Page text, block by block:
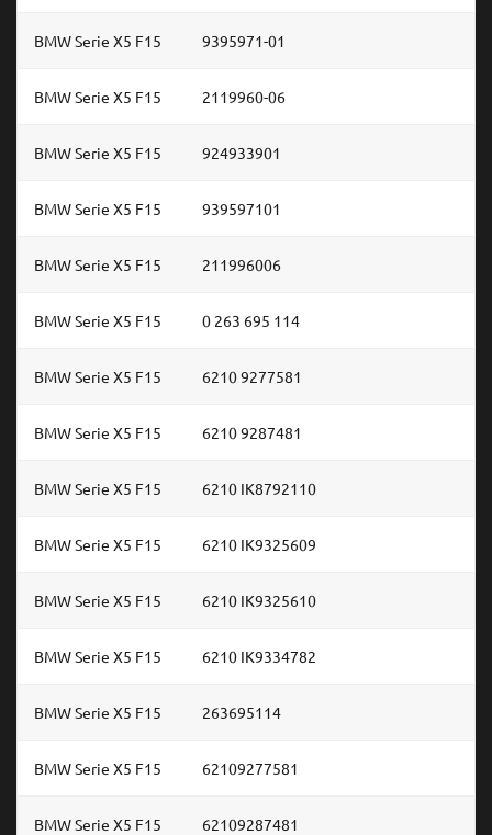
BMW Serie X5 F15 9395971-01
BMW Serie X5 F15 2119960-06
BMW Serie X5 F15 924933901
BMW Serie X5 F15 939597101
BMW Serie X5 F15 211996006
BMW Serie X5 F15 0 263 695 114
BMW Serie X5 F15 6210 9277581
BMW Serie X5 F15 6210 9287481
BMW Serie X5 F15 6210 IK8792110
BMW Serie X5 F15 6210 IK9325609
BMW Serie X5 F15 6210 IK9325610
BMW Serie X5 F15 6210 IK9334782
BMW Serie X5 F15 263695114
BMW Serie X5 F15 62109277581
BMW Serie X5 F15 62109287481